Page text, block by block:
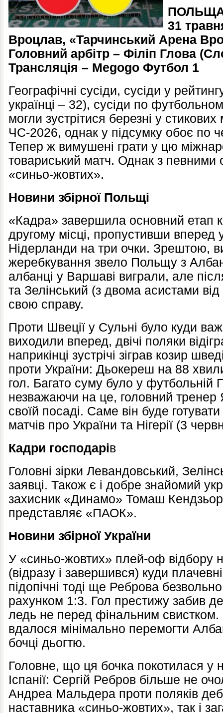
ПОЛЬЩА
31
Вроцлав, «Тарчинський Арена
Головний арбітр – Філіп Глова
Трансляція – Megogo Футбол 1
Географічні сусіди, сусіди у
українці – 32), сусіди по
могли зустрітися березні у
ЧС-2026, однак у підсумку обоє по
Тепер ж вимушені грати у цю
товариський матч. Однак з певними
«синьо-жовтих».
Новини збірної Польщі
«Кадра» завершила основний етап
другому місці, пропустивши вперед
Нідерланди на три очки. Зрештою,
жеребкування звело Польщу з
албанці у Варшаві виграли, але
та Зелінський (з двома асистами
свою справу.
Проти Швеції у Сульні було куди
виходили вперед, двічі поляки
наприкінці зустрічі зіграв козир
проти України: Дьокереш на 88
гол. Багато суму було у футбольній
незважаючи на це, головний
своїй посаді. Саме він буде
матчів про України та Нігерії (3
Кадри господарів
Головні зірки Левандовський,
заявці. Також є і добре знайомий
захисник «Динамо» Томаш
представляє «ПАОК».
Новини збірної України
У «синьо-жовтих» плей-оф відбору
(відразу і завершився) куди
підопічні тоді ще Реброва
рахунком 1:3. Гол престижу забив
ледь не перед фінальним свистком.
вдалося мінімально перемогти
бочці дьогтю.
Головне, що ця бочка покотилася у
Іспанії: Сергій Ребров більше не
Андреа Мальдера проти поляків
наставника «синьо-жовтих», так і